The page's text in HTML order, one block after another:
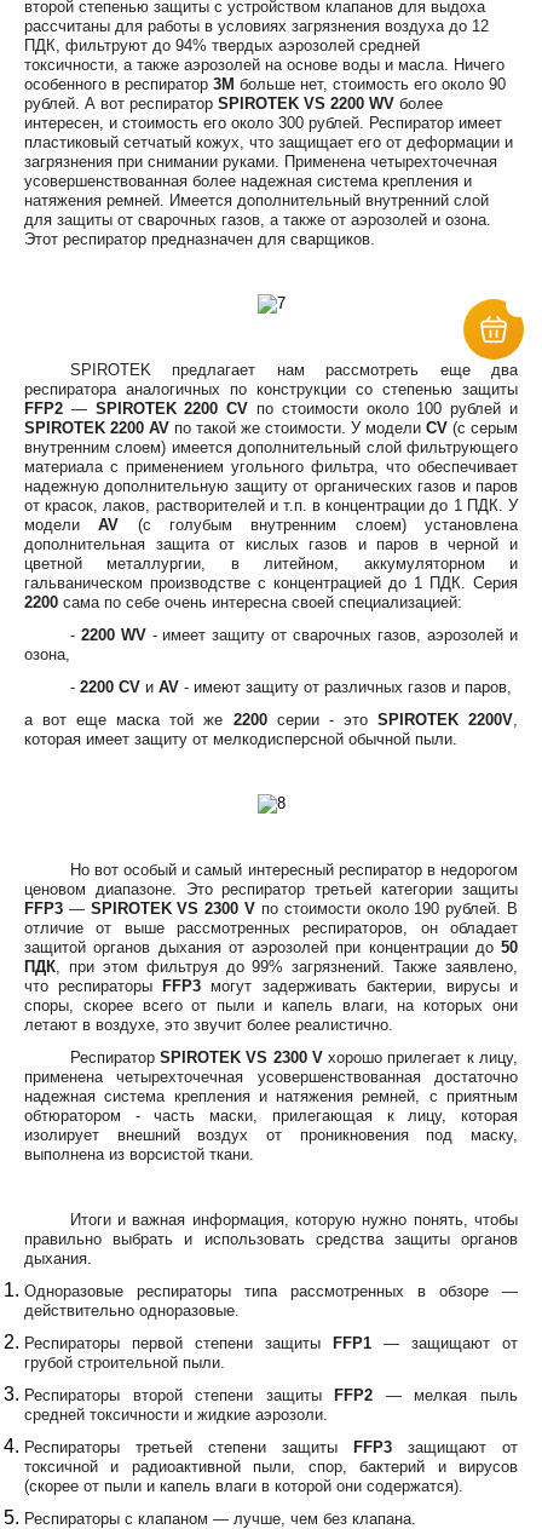
второй степенью защиты с устройством клапанов для выдоха
рассчитаны для работы в условиях загрязнения воздуха до 12
ПДК, фильтруют до 94% твердых аэрозолей средней
токсичности, а также аэрозолей на основе воды и масла. Ничего
особенного в респиратор 3M больше нет, стоимость его около 90
рублей. А вот респиратор SPIROTEK VS 2200 WV более
интересен, и стоимость его около 300 рублей. Респиратор имеет
пластиковый сетчатый кожух, что защищает его от деформации и
загрязнения при снимании руками. Применена четырехточечная
усовершенствованная более надежная система крепления и
натяжения ремней. Имеется дополнительный внутренний слой
для защиты от сварочных газов, а также от аэрозолей и озона.
Этот респиратор предназначен для сварщиков.
SPIROTEK предлагает нам рассмотреть еще два
респиратора аналогичных по конструкции со степенью защиты
FFP2 — SPIROTEK 2200 CV по стоимости около 100 рублей и
SPIROTEK 2200 AV по такой же стоимости. У модели CV (с серым
внутренним слоем) имеется дополнительный слой фильтрующего
материала с применением угольного фильтра, что обеспечивает
надежную дополнительную защиту от органических газов и паров
от красок, лаков, растворителей и т.п. в концентрации до 1 ПДК. У
моделиAV (с голубым внутренним слоем) установлена
дополнительная защита от кислых газов и паров в черной и
цветной металлургии, в литейном, аккумуляторном и
гальваническом производстве с концентрацией до 1 ПДК. Серия
2200 сама по себе очень интересна своей специализацией:
- 2200 WV- имеет защиту от сварочных газов, аэрозолей и
озона,
-2200 CVи AV - имеют защиту от различных газов и паров,
а вот еще маска той же 2200серии - это SPIROTEK 2200V,
которая имеет защиту от мелкодисперсной обычной пыли.
Но вот особый и самый интересный респиратор в недорогом
ценовом диапазоне. Это респиратор третьей категории защиты
FFP3 — SPIROTEK VS 2300 V по стоимости около 190 рублей. В
отличие от выше рассмотренных респираторов, он обладает
защитой органов дыхания от аэрозолей при концентрации до 50
ПДК, при этом фильтруя до 99% загрязнений. Также заявлено,
что респираторы
FFP3 могут задерживать бактерии, вирусы и
споры, скорее всего от пыли и капель влаги, на которых они
летают в воздухе, это звучит более реалистично.
РеспираторSPIROTEK VS 2300 Vхорошо прилегает к лицу,
применена четырехточечная усовершенствованная достаточно
надежная система крепления и натяжения ремней, с приятным
обтюратором - часть маски, прилегающая к лицу, которая
изолирует внешний воздух от проникновения под маску,
выполнена из ворсистой ткани.
Итоги и важная информация, которую нужно понять, чтобы
правильно выбрать и использовать средства защиты органов
дыхания.
Одноразовые респираторы типа рассмотренных в обзоре —
действительно одноразовые.
Респираторы первой степени защиты
FFP1 — защищают от
грубой строительной пыли.
Респираторы второй степени защиты
FFP2 — мелкая пыль
средней токсичности и жидкие аэрозоли.
Респираторы третьей степени защиты
FFP3 защищают от
токсичной и радиоактивной пыли, спор, бактерий и вирусов
(скорее от пыли и капель влаги в которой они содержатся).
Респираторы с клапаном — лучше, чем без клапана.